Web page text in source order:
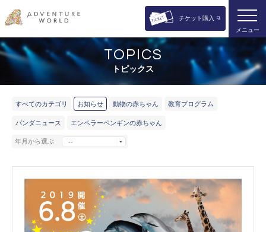
チケット購入
メニュー
TOPICS
トピックス
すべてのカテゴリ お知らせ 動物の赤ちゃん 教育プログラム
パンダニュース エンペラーペンギンの赤ちゃん
年月から選ぶ